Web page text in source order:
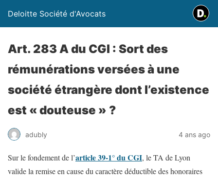
Deloitte Société d'Avocats
Art. 283 A du CGI : Sort des
rémunérations versées à une
société étrangère dont l’existence
est « douteuse » ?
adubly 4 ans ago
Sur le fondement de l’article 39-1° du CGI, le TA de Lyon
valide la remise en cause du caractère déductible des honoraires